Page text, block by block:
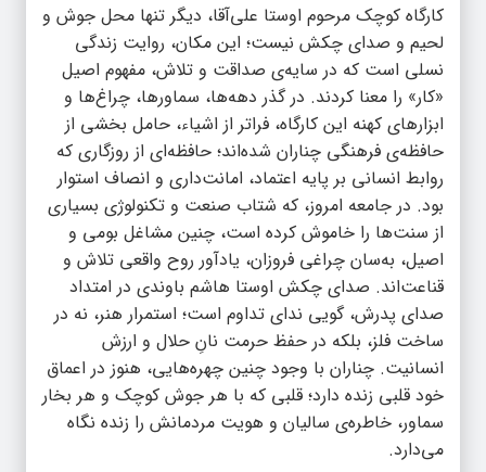
کارگاه کوچک مرحوم اوستا علی‌آقا، دیگر تنها محل جوش و
لحیم و صدای چکش نیست؛ این مکان، روایت زندگی
نسلی است که در سایه‌ی صداقت و تلاش، مفهوم اصیل
«کار» را معنا کردند. در گذر دهه‌ها، سماورها، چراغ‌ها و
ابزارهای کهنه این کارگاه، فراتر از اشیاء، حامل بخشی از
حافظه‌ی فرهنگی چناران شده‌اند؛ حافظه‌ای از روزگاری که
روابط انسانی بر پایه اعتماد، امانت‌داری و انصاف استوار
بود. در جامعه امروز، که شتاب صنعت و تکنولوژی بسیاری
از سنت‌ها را خاموش کرده است، چنین مشاغل بومی و
اصیل، به‌سان چراغی فروزان، یادآور روح واقعی تلاش و
قناعت‌اند. صدای چکش اوستا هاشم باوندی در امتداد
صدای پدرش، گویی ندای تداوم است؛ استمرار هنر، نه در
ساخت فلز، بلکه در حفظ حرمت نانِ حلال و ارزش
انسانیت. چناران با وجود چنین چهره‌هایی، هنوز در اعماق
خود قلبی زنده دارد؛ قلبی که با هر جوش کوچک و هر بخار
سماور، خاطره‌ی سالیان و هویت مردمانش را زنده نگاه
می‌دارد.